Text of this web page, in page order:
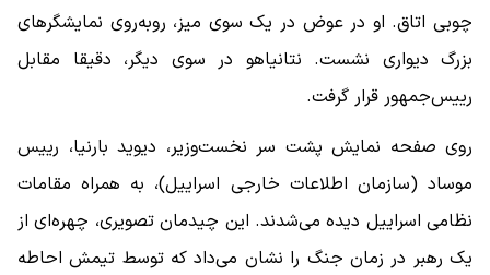
چوبی اتاق. او در عوض در یک سوی میز، روبه‌روی نمایشگرهای
بزرگ دیواری نشست. نتانیاهو در سوی دیگر، دقیقا مقابل
رییس‌جمهور قرار گرفت.
روی صفحه ‌نمایش پشت سر نخست‌وزیر، دیوید بارنیا، رییس
موساد (سازمان اطلاعات خارجی اسراییل)، به همراه مقامات
نظامی اسراییل دیده می‌شدند. این چیدمان تصویری، چهره‌ای از
یک رهبر در زمان جنگ را نشان می‌داد که توسط تیمش احاطه